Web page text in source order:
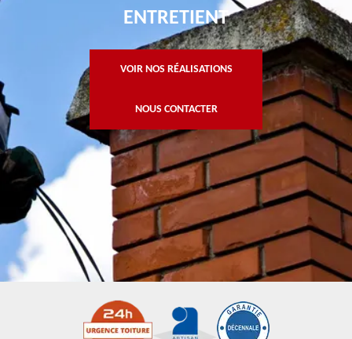
ENTRETIENT
VOIR NOS RÉALISATIONS
NOUS CONTACTER